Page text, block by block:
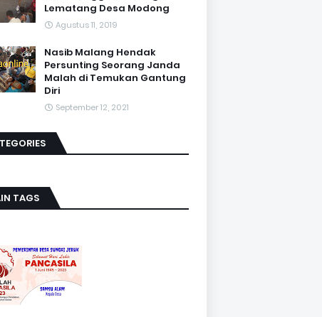
Lematang Desa Modong
Agustus 11, 2019
Nasib Malang Hendak
Persunting Seorang Janda
Malah di Temukan Gantung
Diri
September 12, 2021
TAGS